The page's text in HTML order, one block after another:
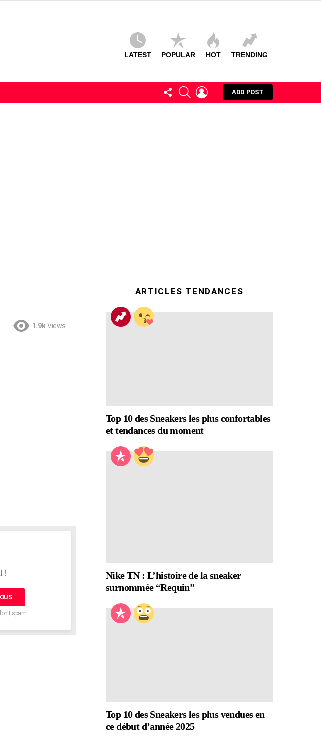
LATEST POPULAR HOT TRENDING
FOLLOW
US
SEARCHLOGIN
ADD POST
1.9k Views
!
spam
ARTICLES TENDANCES
Top 10 des Sneakers les plus confortables
et tendances du moment
Nike TN : L’histoire de la sneaker
surnommée “Requin”
Top 10 des Sneakers les plus vendues en
ce début d’année 2025